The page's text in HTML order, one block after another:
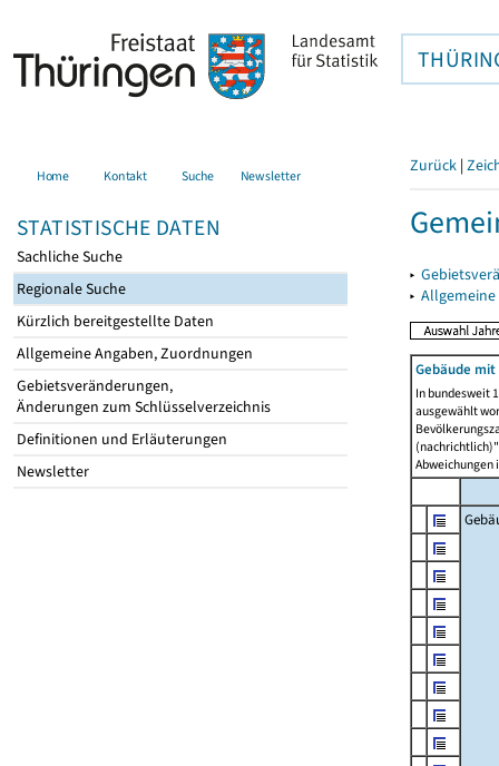
Home Kontakt Suche Newsletter
STATISTISCHE DATEN
Sachliche Suche
Regionale Suche
Kürzlich bereitgestellte Daten
Allgemeine Angaben, Zuordnungen
Gebietsveränderungen,
Änderungen zum Schlüsselverzeichnis
Definitionen und Erläuterungen
Newsletter
Zurück |
▸
▸
Gebäude
In bundesweit
ausgewählt
Abweichungen